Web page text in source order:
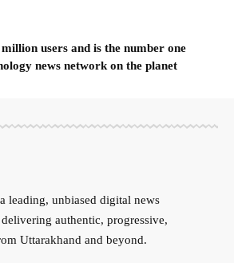
users and is the number one
news network on the planet
leading, unbiased digital news
authentic, progressive,
Uttarakhand and beyond.